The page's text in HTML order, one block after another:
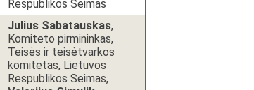
Respublikos Seimas
Julius Sabatauskas,
Komiteto pirmininkas,
Teisės ir teisėtvarkos
komitetas, Lietuvos
Respublikos Seimas,